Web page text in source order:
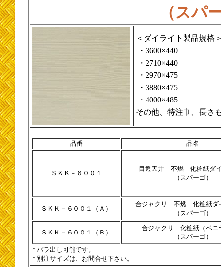
（スパ
＜ダイライト製品規格
・3600×440
・2710×440
・2970×475
・3880×475
・4000×485
その他、特注巾、長さ
品番 品名
ＳＫＫ－６００１
目透天井 不燃 化粧紙ダ
（スパーゴ）
ＳＫＫ－６００１（Ａ）
合ジャクリ 不燃 化粧紙ダ
（スパーゴ）
ＳＫＫ－６００１（Ｂ）
合ジャクリ 化粧紙（ベニ
（スパーゴ）
＊バラ出し可能です。
＊別注サイズは、お問合せ下さい。